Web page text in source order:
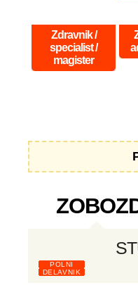
Zdravnik /
specialist /
magister
POLNI
DELAVNIK